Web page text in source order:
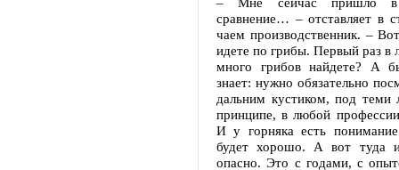
сравнение… – отставляет в
чаем производственник. –
идете по грибы. Первый раз в
много грибов найдете? А
знает: нужно обязательно
дальним кустиком, под
принципе, в любой
И у горняка есть
будет хорошо. А вот туда
опасно. Это с годами, с